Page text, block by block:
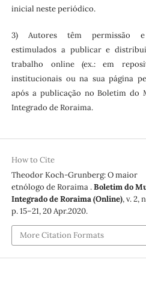
inicial neste periódico.
3) Autores têm permissão
estimulados a publicar e
trabalho online (ex.: em
institucionais ou na sua página
após a publicação no Boletim do
Integrado de Roraima.
How to Cite
Theodor Koch-Grunberg: O maior
etnólogo de Roraima .Boletim do
Integrado de Roraima (Online), v. 2,
p. 15–21, 20 Apr.2020.
More Citation Formats